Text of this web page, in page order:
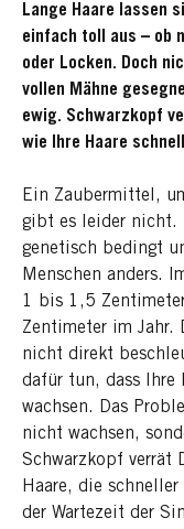
Lange Haare lassen
einfach toll aus – ob
oder Locken. Doch
vollen Mähne
ewig. Schwarzkopf
wie Ihre Haare
Ein Zaubermittel,
gibt es leider nicht.
genetisch bedingt
Menschen anders.
1 bis 1,5
Zentimeter im Jahr.
nicht direkt
dafür tun, dass Ihre
wachsen. Das
nicht wachsen,
Schwarzkopf verrät
Haare, die
der Wartezeit der